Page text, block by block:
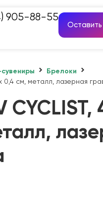
905-88-55
Оставить
Брелоки
0,4 см, металл, лазерная
CYCLIST,